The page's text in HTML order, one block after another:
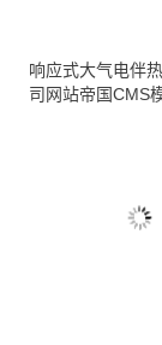
响应式大气电伴
司网站帝国CMS